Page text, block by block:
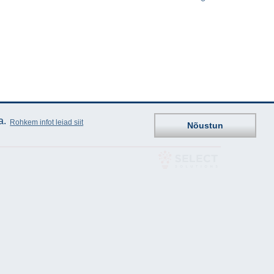
Rohkem infot leiad siit Nõustun